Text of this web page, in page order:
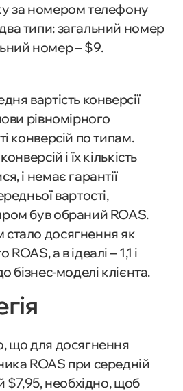
за номером телефону
типи: загальний номер
номер – $9.
вартість конверсії
рівномірного
конверсій по типам.
і їх кількість
і немає гарантії
вартості,
був обраний ROAS.
досягнення як
а в ідеалі – 1,1 і
бізнес-моделі клієнта.
що для досягнення
ROAS при середній
$7,95, необхідно, щоб